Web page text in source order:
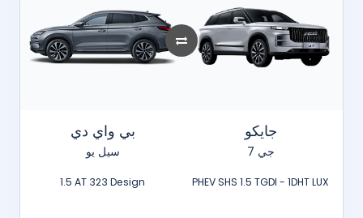
بي واي دي
سيل يو
1.5 AT 323 Design
جايكو
جي 7
PHEV SHS 1.5 TGDI - 1DHT LUX